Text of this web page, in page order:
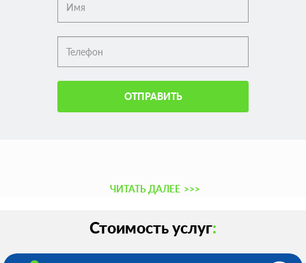
ОТПРАВИТЬ
ЧИТАТЬ ДАЛЕЕ >>>
Стоимость услуг: